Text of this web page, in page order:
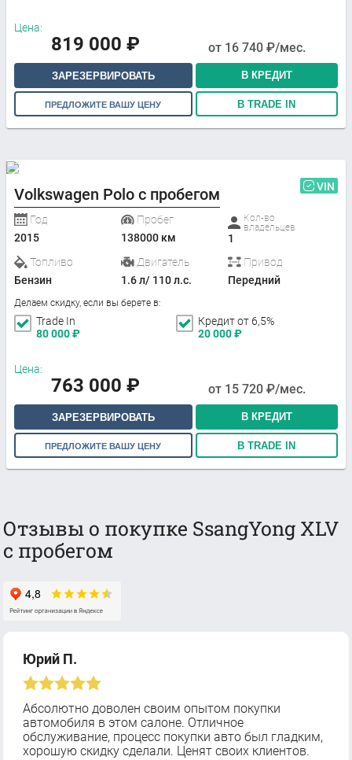
Цена:
819 000 ₽ от 16 740 ₽/мес.
ЗАРЕЗЕРВИРОВАТЬ В КРЕДИТ
ПРЕДЛОЖИТЕ ВАШУ ЦЕНУ В TRADE IN
Volkswagen Polo с пробегом VIN
Год
2015
Пробег
138000 км
Кол-во
владельцев
1
Топливо
Бензин
Двигатель
1.6 л/ 110 л.с.
Привод
Передний
Делаем скидку, если вы берете в:
Trade In
80 000₽
Кредит от 6,5%
20 000₽
Цена:
763 000 ₽ от 15 720 ₽/мес.
ЗАРЕЗЕРВИРОВАТЬ В КРЕДИТ
ПРЕДЛОЖИТЕ ВАШУ ЦЕНУ В TRADE IN
Отзывы о покупке SsangYong XLV
с пробегом
Юрий П.
Абсолютно доволен своим опытом покупки
автомобиля в этом салоне. Отличное
обслуживание, процесс покупки авто был гладким,
хорошую скидку сделали. Ценят своих клиентов.